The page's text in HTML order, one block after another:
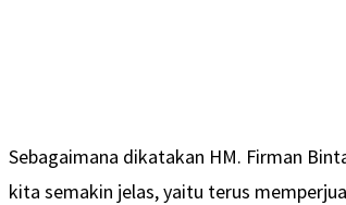
Sebagaimana dikatakan HM. Firman
kita semakin jelas, yaitu terus